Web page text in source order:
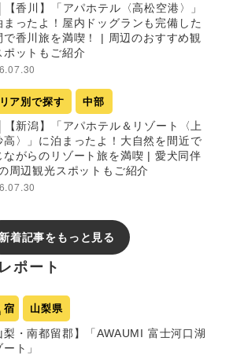
【香川】「アパホテル〈高松空港〉」
まったよ！屋内ドッグランも完備した
で香川旅を満喫！ | 周辺のおすすめ観
ポットもご紹介
ア別で探す 中部
【新潟】「アパホテル＆リゾート〈上
高〉」に泊まったよ！大自然を間近で
ながらのリゾート旅を満喫 | 愛犬同伴
周辺観光スポットもご紹介
新着記事をもっと見る
ポート
宿 山梨県
梨・南都留郡】「AWAUMI 富士河口湖
ート」